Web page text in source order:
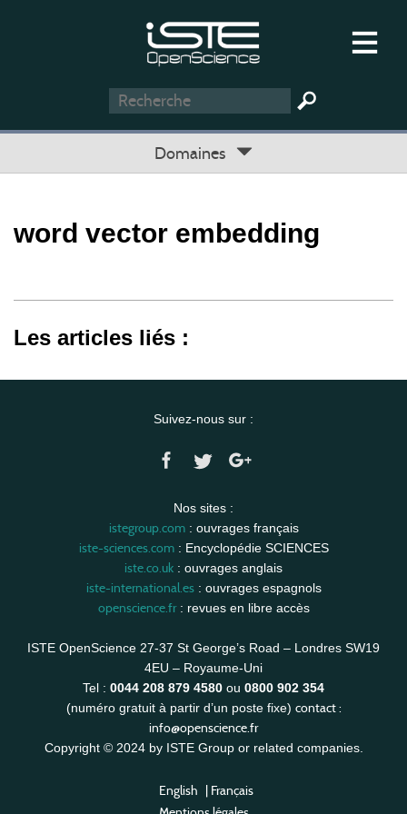
Domaines
word vector embedding
Les articles liés :
Suivez-nous sur :
Nos sites :
istegroup.com: ouvrages français
iste-sciences.com: Encyclopédie SCIENCES
iste.co.uk : ouvrages anglais
iste-international.es: ouvrages espagnols
openscience.fr: revues en libre accès
ISTE OpenScience 27-37 St George’s Road – Londres SW19
4EU – Royaume-Uni
Tel : 0044 208 879 4580 ou 0800 902 354
(numéro gratuit à partir d’un poste fixe) contact :
info@openscience.fr
Copyright © 2024 by ISTE Group or related companies.
English | Français